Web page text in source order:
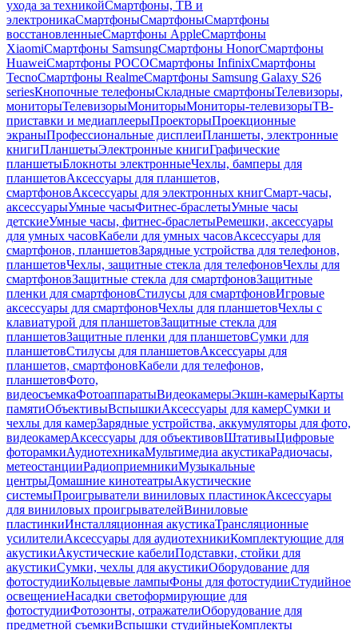
ухода за техникойСмартфоны, ТВ и
электроникаСмартфоныСмартфоныСмартфоны
восстановленныеСмартфоны AppleСмартфоны
XiaomiСмартфоны SamsungСмартфоны HonorСмартфоны
HuaweiСмартфоны POCOСмартфоны InfinixСмартфоны
TecnoСмартфоны RealmeСмартфоны Samsung Galaxy S26
seriesКнопочные телефоныСкладные смартфоныТелевизоры,
мониторыТелевизорыМониторыМониторы-телевизорыТВ-
приставки и медиаплеерыПроекторыПроекционные
экраныПрофессиональные дисплеиПланшеты, электронные
книгиПланшетыЭлектронные книгиГрафические
планшетыБлокноты электронныеЧехлы, бамперы для
планшетовАксессуары для планшетов,
смартфоновАксессуары для электронных книгСмарт-часы,
аксессуарыУмные часыФитнес-браслетыУмные часы
детскиеУмные часы, фитнес-браслетыРемешки, аксессуары
для умных часовКабели для умных часовАксессуары для
смартфонов, планшетовЗарядные устройства для телефонов,
планшетовЧехлы, защитные стекла для телефоновЧехлы для
смартфоновЗащитные стекла для смартфоновЗащитные
пленки для смартфоновСтилусы для смартфоновИгровые
аксессуары для смартфоновЧехлы для планшетовЧехлы с
клавиатурой для планшетовЗащитные стекла для
планшетовЗащитные пленки для планшетовСумки для
планшетовСтилусы для планшетовАксессуары для
планшетов, смартфоновКабели для телефонов,
планшетовФото,
видеосъемкаФотоаппаратыВидеокамерыЭкшн-камерыКарты
памятиОбъективыВспышкиАксессуары для камерСумки и
чехлы для камерЗарядные устройства, аккумуляторы для фото,
видеокамерАксессуары для объективовШтативыЦифровые
фоторамкиАудиотехникаМультимедиа акустикаРадиочасы,
метеостанцииРадиоприемникиМузыкальные
центрыДомашние кинотеатрыАкустические
системыПроигрыватели виниловых пластинокАксессуары
для виниловых проигрывателейВиниловые
пластинкиИнсталляционная акустикаТрансляционные
усилителиАксессуары для аудиотехникиКомплектующие для
акустикиАкустические кабелиПодставки, стойки для
акустикиСумки, чехлы для акустикиОборудование для
фотостудииКольцевые лампыФоны для фотостудииСтудийное
освещениеНасадки светоформирующие для
фотостудииФотозонты, отражателиОборудование для
предметной съемкиВспышки студийныеКомплекты